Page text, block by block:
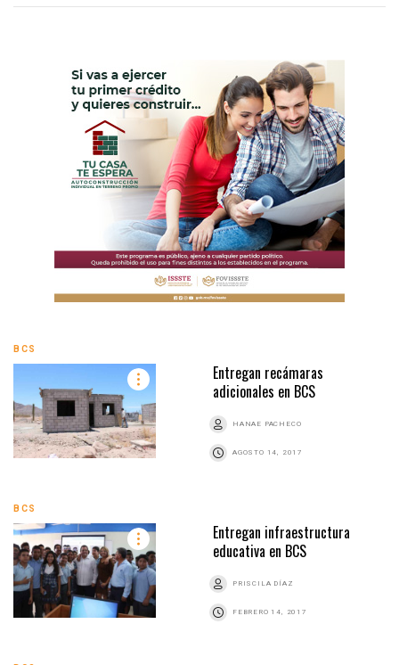
BCS
Entregan recámaras
adicionales en BCS
HANAE PACHECO
AGOSTO 14, 2017
BCS
Entregan infraestructura
educativa en BCS
PRISCILA DÍAZ
FEBRERO 14, 2017